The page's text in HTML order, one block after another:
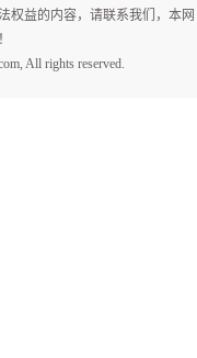
权益的内容，请联系我们，本网
All rights reserved.